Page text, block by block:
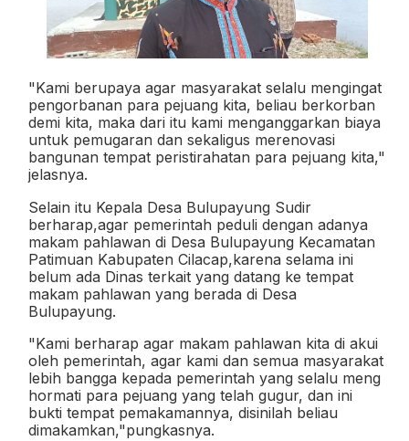
"Kami berupaya agar masyarakat selalu mengingat
pengorbanan para pejuang kita, beliau berkorban
demi kita, maka dari itu kami menganggarkan biaya
untuk pemugaran dan sekaligus merenovasi
bangunan tempat peristirahatan para pejuang kita,"
jelasnya.
Selain itu Kepala Desa Bulupayung Sudir
berharap,agar pemerintah peduli dengan adanya
makam pahlawan di Desa Bulupayung Kecamatan
Patimuan Kabupaten Cilacap,karena selama ini
belum ada Dinas terkait yang datang ke tempat
makam pahlawan yang berada di Desa
Bulupayung.
"Kami berharap agar makam pahlawan kita di akui
oleh pemerintah, agar kami dan semua masyarakat
lebih bangga kepada pemerintah yang selalu meng
hormati para pejuang yang telah gugur, dan ini
bukti tempat pemakamannya, disinilah beliau
dimakamkan,"pungkasnya.